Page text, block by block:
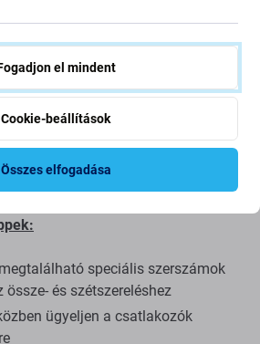
- Az Aftermarket néven értékesített
szabványok, specifikációk és
mint az eredeti. Ez az eredeti
alkatrész (ritka esetekben)
mutathat a funkcionalitásban, a
Ha többet szeretne
olvassa el blogunkat, ahol
összpontosítunk.
speciális szerszámok
össze- és szétszereléshez
ügyeljen a csatlakozók
el mindent
Cookie-beállítások
Összes elfogadása